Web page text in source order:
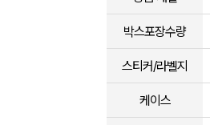
박스포장수량
스티커/라벨지
케이스